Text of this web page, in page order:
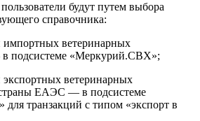
будут путем выбора
справочника:
ветеринарных
подсистеме «Меркурий.СВХ»;
ветеринарных
ЕАЭС — в подсистеме
транзакций с типом «экспорт в